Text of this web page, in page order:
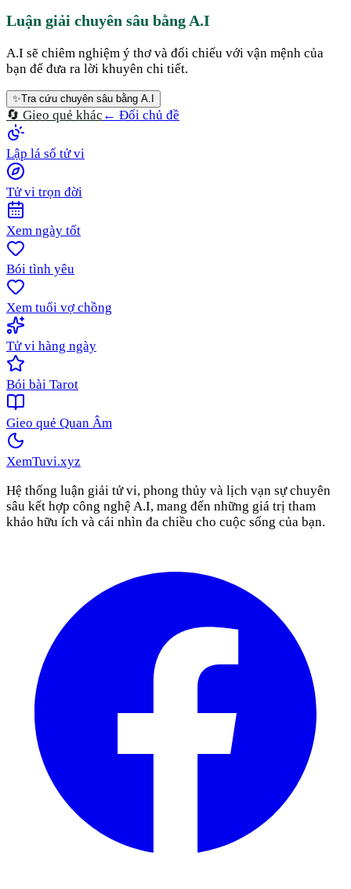
Luận giải chuyên sâu bằng A.I
A.I sẽ chiêm nghiệm ý thơ và đối chiếu với vận mệnh của
bạn để đưa ra lời khuyên chi tiết.
✨Tra cứu chuyên sâu bằng A.I
🔄 Gieo quẻ khác ← Đổi chủ đề
Lập lá số tử vi
Tử vi trọn đời
Xem ngày tốt
Bói tình yêu
Xem tuổi vợ chồng
Tử vi hàng ngày
Bói bài Tarot
Gieo quẻ Quan Âm
XemTuvi.xyz
Hệ thống luận giải tử vi, phong thủy và lịch vạn sự chuyên
sâu kết hợp công nghệ A.I, mang đến những giá trị tham
khảo hữu ích và cái nhìn đa chiều cho cuộc sống của bạn.